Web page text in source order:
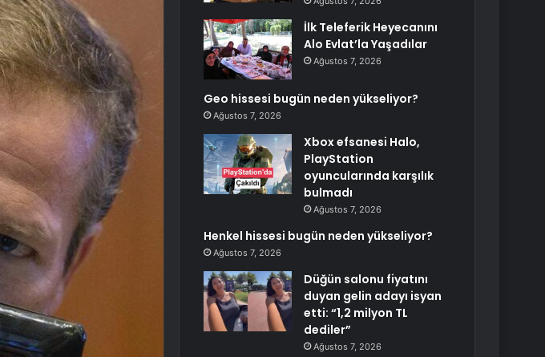
İlk Teleferik Heyecanını
Alo Evlat’la Yaşadılar
Ağustos 7, 2026
Geo hissesi bugün neden yükseliyor?
Ağustos 7, 2026
Xbox efsanesi Halo,
PlayStation
oyuncularında karşılık
bulmadı
Ağustos 7, 2026
Henkel hissesi bugün neden yükseliyor?
Ağustos 7, 2026
Düğün salonu fiyatını
duyan gelin adayı isyan
etti: “1,2 milyon TL
dediler”
Ağustos 7, 2026